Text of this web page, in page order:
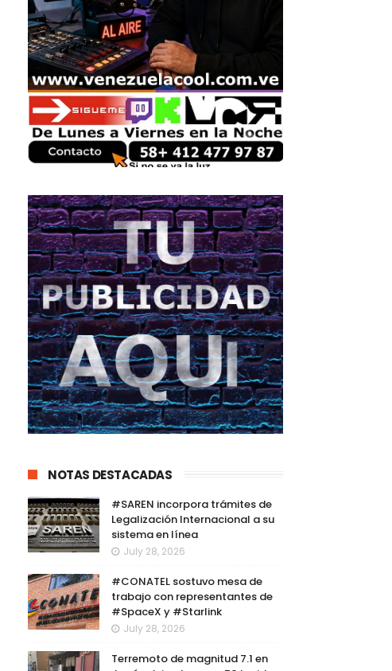
NOTAS DESTACADAS
#SAREN incorpora trámites de
Legalización Internacional a su
sistema en línea
July 28, 2026
#CONATEL sostuvo mesa de
trabajo con representantes de
#SpaceX y #Starlink
July 28, 2026
Terremoto de magnitud 7.1 en